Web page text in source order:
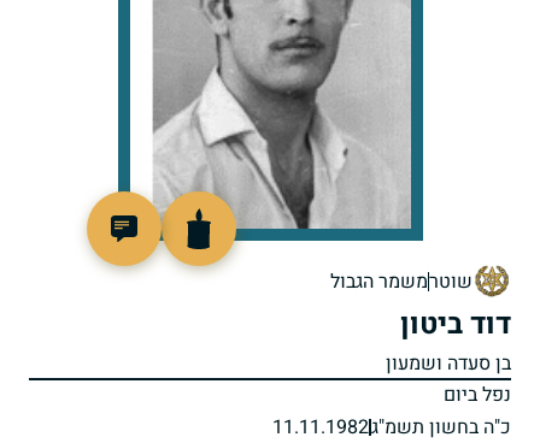
שוטרמשמר הגבול
דוד ביטון
בן סעדה ושמעון
נפל ביום
כ"ה בחשון תשמ"ג11.11.1982